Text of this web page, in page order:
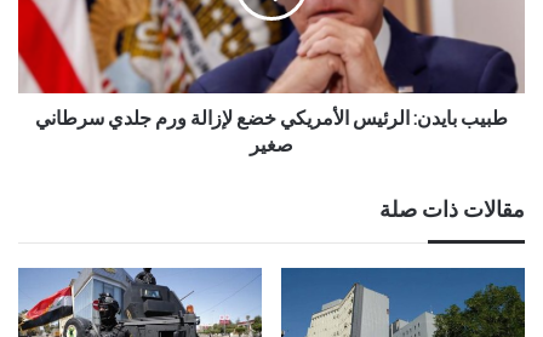
طبيب بايدن: الرئيس الأمريكي خضع لإزالة ورم جلدي سرطاني
صغير
مقالات ذات صلة